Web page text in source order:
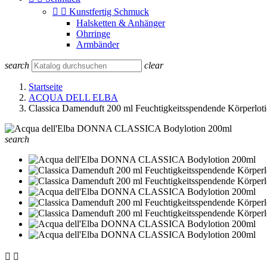
  Kunstfertig Schmuck
Halsketten & Anhänger
Ohrringe
Armbänder
search clear
Startseite
ACQUA DELL ELBA
Classica Damenduft 200 ml Feuchtigkeitsspendende
search
 